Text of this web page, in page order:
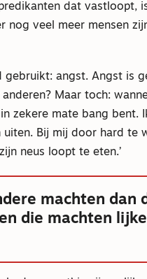
dat vastloopt,
nog veel meer mensen
gebruikt: angst. Angst is
Maar toch:
zekere mate bang bent.
Bij mij door hard te
neus loopt te eten.’
machten dan
die machten